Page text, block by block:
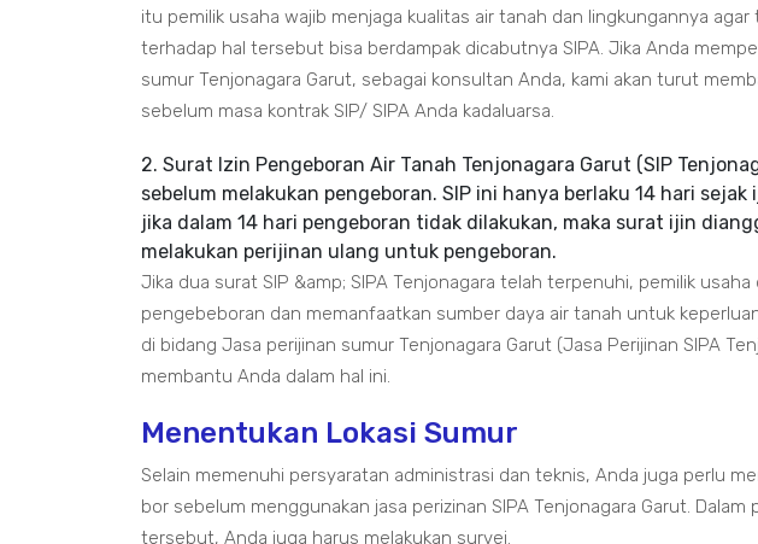
itu pemilik usaha wajib menjaga kualitas air tanah dan lingkungannya
terhadap hal tersebut bisa berdampak dicabutnya SIPA. Jika Anda
sumur Tenjonagara Garut, sebagai konsultan Anda, kami akan turut
sebelum masa kontrak SIP/ SIPA Anda kadaluarsa.
2. Surat Izin Pengeboran Air Tanah Tenjonagara Garut (SIP
sebelum melakukan pengeboran. SIP ini hanya berlaku 14 hari
jika dalam 14 hari pengeboran tidak dilakukan, maka surat ijin
melakukan perijinan ulang untuk pengeboran.
Jika dua surat SIP &amp; SIPA Tenjonagara telah terpenuhi, pemilik
pengebeboran dan memanfaatkan sumber daya air tanah untuk
di bidang Jasa perijinan sumur Tenjonagara Garut (Jasa Perijinan SIPA
membantu Anda dalam hal ini.
Menentukan Lokasi Sumur
Selain memenuhi persyaratan administrasi dan teknis, Anda juga perlu
bor sebelum menggunakan jasa perizinan SIPA Tenjonagara Garut.
tersebut, Anda juga harus melakukan survei.